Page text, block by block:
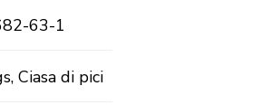
63-1
Ciasa di pici